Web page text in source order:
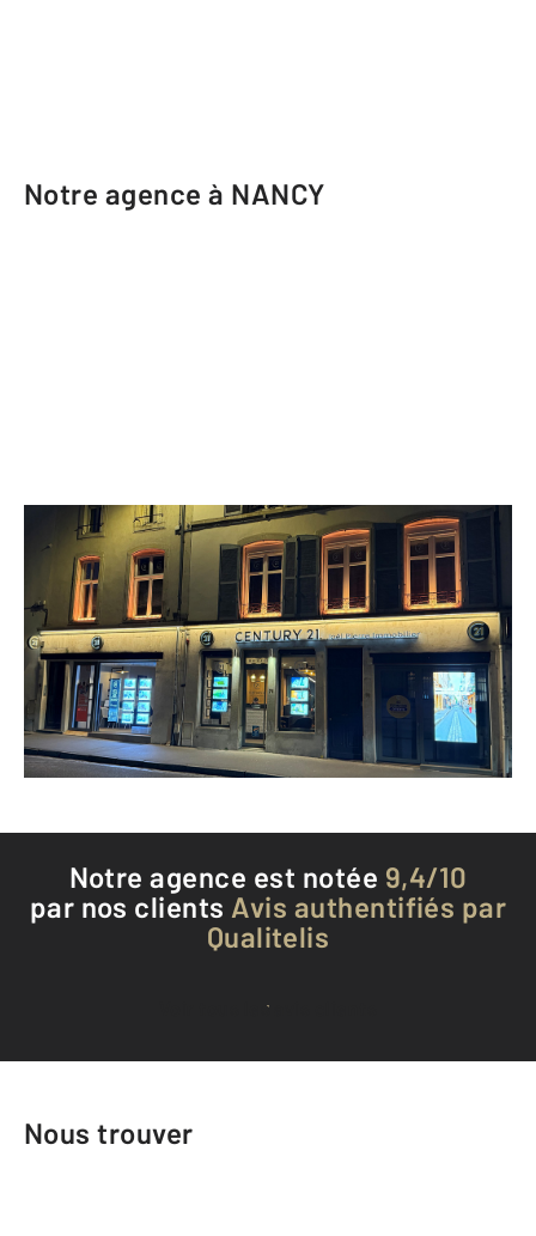
Notre agence à NANCY
CENTURY 21 Joël Pierre Immobilier
76 rue Stanislas
NANCY - 54000
Envoyer un message
Téléphoner à l'agence
Notre agence est notée 9,4/10
par nos clients Avis authentifiés par
Qualitelis
Voir tous les avis clients
Nous trouver